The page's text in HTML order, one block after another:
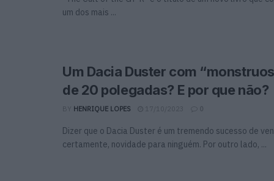
um dos mais ...
Um Dacia Duster com
de 20 polegadas? E por que não?
BY HENRIQUE LOPES 17/10/2023 0
Dizer que o Dacia Duster é um tremendo sucesso de
certamente, novidade para ninguém. Por outro lado, ...